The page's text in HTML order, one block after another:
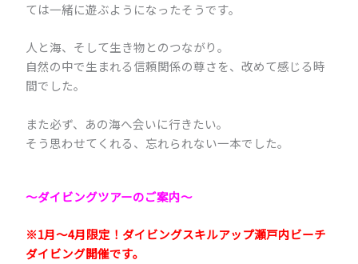
ては一緒に遊ぶようになったそうです。
人と海、そして生き物とのつながり。
自然の中で生まれる信頼関係の尊さを、改めて感じる時
間でした。
また必ず、あの海へ会いに行きたい。
そう思わせてくれる、忘れられない一本でした。
～ダイビングツアーのご案内～
※1月～4月限定！ダイビングスキルアップ瀬戸内ビーチ
ダイビング開催です。